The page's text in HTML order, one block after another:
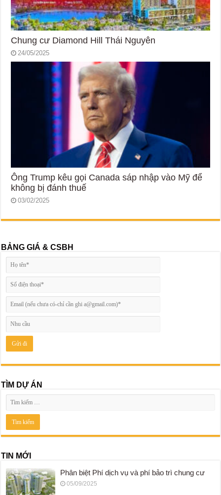
Chung cư Diamond Hill Thái Nguyên
24/05/2025
Ông Trump kêu gọi Canada sáp nhập vào Mỹ để
không bị đánh thuế
03/02/2025
BẢNG GIÁ & CSBH
TÌM DỰ ÁN
TIN MỚI
Phân biệt Phí dịch vụ và phí bảo trì chung cư
05/09/2025